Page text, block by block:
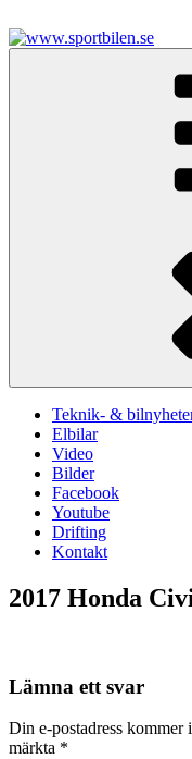
till
innehåll
Teknik- &
Elbilar
Video
Bilder
Facebook
Youtube
Drifting
Kontakt
2017 Honda
Lämna ett svar
Din e-postadress kommer
märkta *